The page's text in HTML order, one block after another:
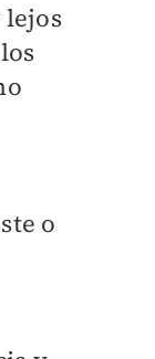
lejos
o